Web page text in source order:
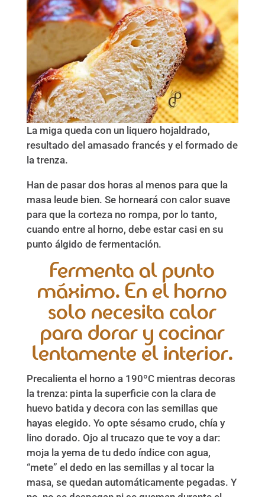
La miga queda con un liquero hojaldrado,
resultado del amasado francés y el formado de
la trenza.
Han de pasar dos horas al menos para que la
masa leude bien. Se horneará con calor suave
para que la corteza no rompa, por lo tanto,
cuando entre al horno, debe estar casi en su
punto álgido de fermentación.
Fermenta al punto
máximo. En el horno
solo necesita calor
para dorar y cocinar
lentamente el interior.
Precalienta el horno a 190ºC mientras decoras
la trenza: pinta la superficie con la clara de
huevo batida y decora con las semillas que
hayas elegido. Yo opte sésamo crudo, chía y
lino dorado. Ojo al trucazo que te voy a dar:
moja la yema de tu dedo índice con agua,
“mete” el dedo en las semillas y al tocar la
masa, se quedan automáticamente pegadas. Y